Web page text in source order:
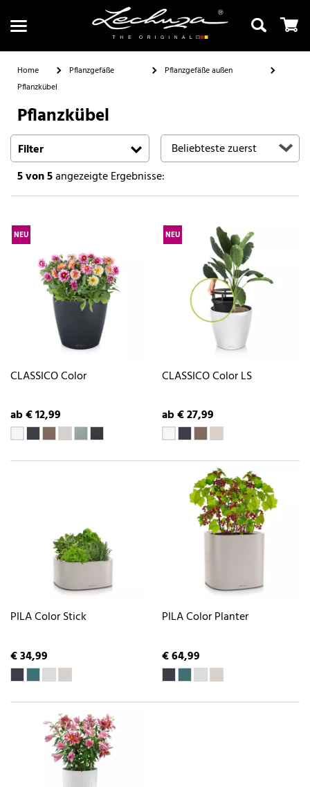
Home Pflanzgefäße
Pflanzgefäße außen
Pflanzkübel
Pflanzkübel
Filter
5von 5angezeigte Ergebnisse:
NEU
CLASSICO Color
ab € 12,99
NEU
CLASSICO Color LS
ab € 27,99
PILA Color Stick
€ 34,99
PILA Color Planter
€ 64,99